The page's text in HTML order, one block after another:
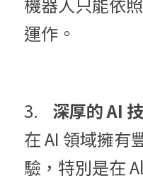
運作。
深厚的 AI
在 AI 領域擁有
驗，特別是在